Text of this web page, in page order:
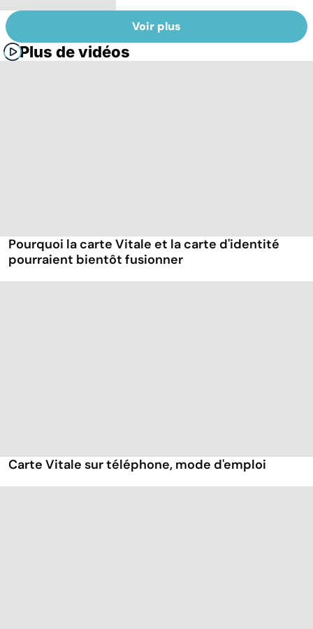
Voir plus
Plus de vidéos
Pourquoi la carte Vitale et la carte d'identité
pourraient bientôt fusionner
Carte Vitale sur téléphone, mode d'emploi